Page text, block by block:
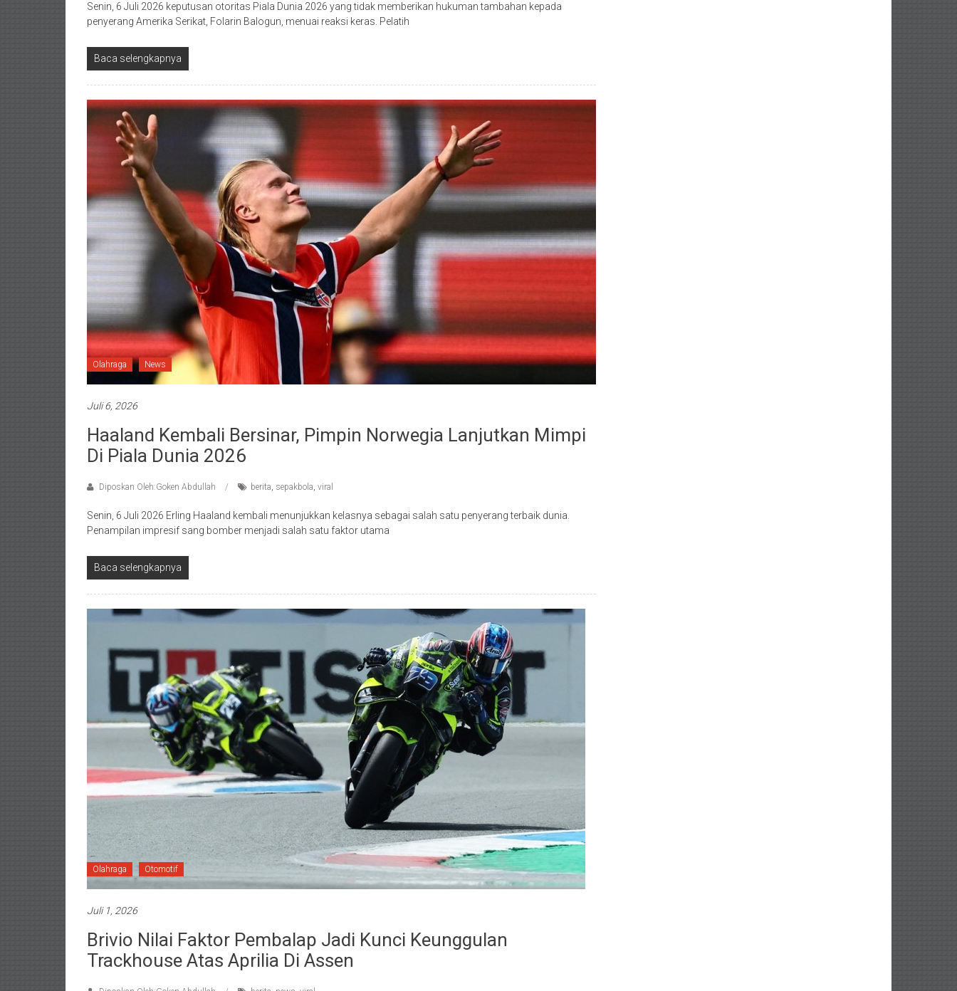
Senin, 6 Juli 2026 keputusan otoritas Piala Dunia 2026 yang tidak memberikan hukuman tambahan kepada
penyerang Amerika Serikat, Folarin Balogun, menuai reaksi keras. Pelatih
Baca selengkapnya
Olahraga News
Juli 6, 2026
Haaland Kembali Bersinar, Pimpin Norwegia Lanjutkan Mimpi
Di Piala Dunia 2026
Diposkan Oleh:Goken Abdullah berita, sepakbola, viral
Senin, 6 Juli 2026 Erling Haaland kembali menunjukkan kelasnya sebagai salah satu penyerang terbaik dunia.
Penampilan impresif sang bomber menjadi salah satu faktor utama
Baca selengkapnya
Olahraga Otomotif
Juli 1, 2026
Brivio Nilai Faktor Pembalap Jadi Kunci Keunggulan
Trackhouse Atas Aprilia Di Assen